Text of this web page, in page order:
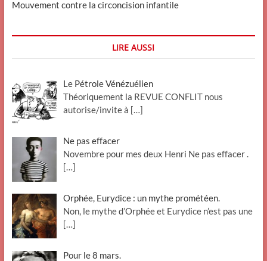
Mouvement contre la circoncision infantile
LIRE AUSSI
Le Pétrole Vénézuélien
Théoriquement la REVUE CONFLIT nous
autorise/invite à […]
Ne pas effacer
Novembre pour mes deux Henri Ne pas effacer .
[…]
Orphée, Eurydice : un mythe prométéen.
Non, le mythe d’Orphée et Eurydice n’est pas une
[…]
Pour le 8 mars.